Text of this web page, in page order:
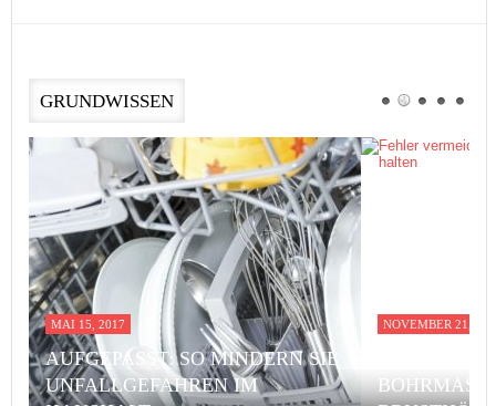
GRUNDWISSEN
MAI 15, 2017
AUFGEPASST: SO MINDERN SIE
UNFALLGEFAHREN IM
NOVEMBER 21,